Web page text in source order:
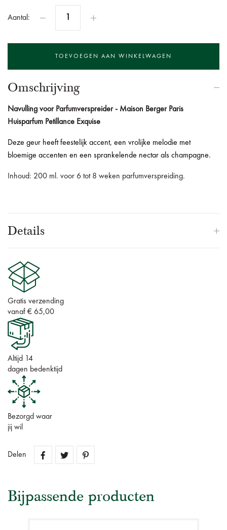
Aantal:
Omschrijving
Navulling voor Parfumverspreider - Maison Berger Paris
Huisparfum Petillance Exquise
Deze geur heeft feestelijk accent, een vrolijke melodie met
bloemige accenten en een sprankelende nectar als champagne.
Inhoud: 200 ml. voor 6 tot 8 weken parfumverspreiding.
Details
Gratis verzending
vanaf € 65,00
Altijd 14
dagen bedenktijd
Bezorgd waar
jij wil
Delen
Bijpassende producten